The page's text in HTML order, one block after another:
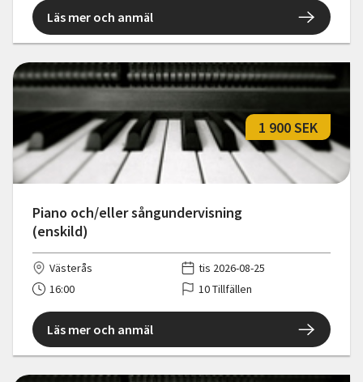
Läs mer och anmäl
Piano och/eller sångundervisning
(enskild)
1 900 SEK
Västerås
tis 2026-08-25
16:00
10 Tillfällen
Läs mer och anmäl